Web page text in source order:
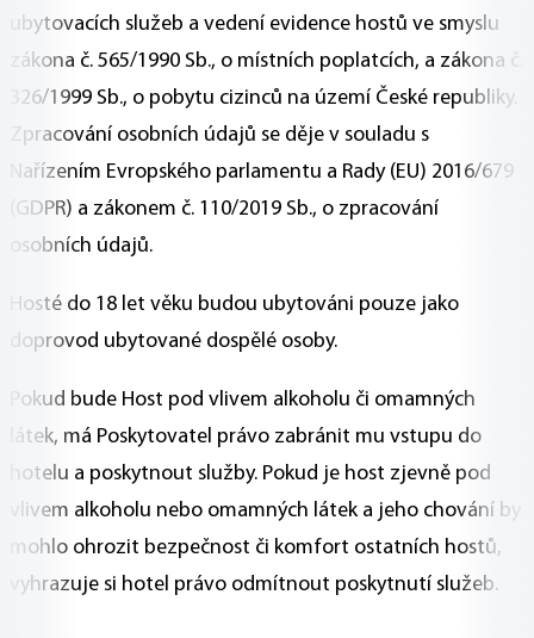
ubytovacích služeb a vedení evidence hostů ve smyslu
zákona č. 565/1990 Sb., o místních poplatcích, a zákona č.
326/1999 Sb., o pobytu cizinců na území České republiky.
Zpracování osobních údajů se děje v souladu s
Nařízením Evropského parlamentu a Rady (EU) 2016/679
(GDPR) a zákonem č. 110/2019 Sb., o zpracování
osobních údajů.
Hosté do 18 let věku budou ubytováni pouze jako
doprovod ubytované dospělé osoby.
Pokud bude Host pod vlivem alkoholu či omamných
látek, má Poskytovatel právo zabránit mu vstupu do
hotelu a poskytnout služby. Pokud je host zjevně pod
vlivem alkoholu nebo omamných látek a jeho chování by
mohlo ohrozit bezpečnost či komfort ostatních hostů,
vyhrazuje si hotel právo odmítnout poskytnutí služeb.